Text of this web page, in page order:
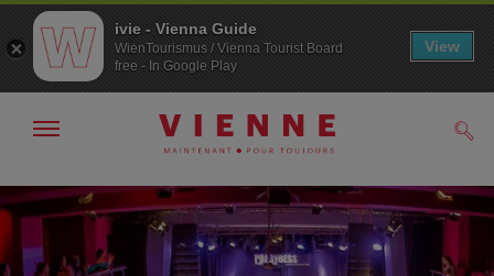
Navigation
Contenu
Afficher
la
navigation
ivie - Vienna Guide
WienTourismus / Vienna Tourist Board
free - In Google Play
View